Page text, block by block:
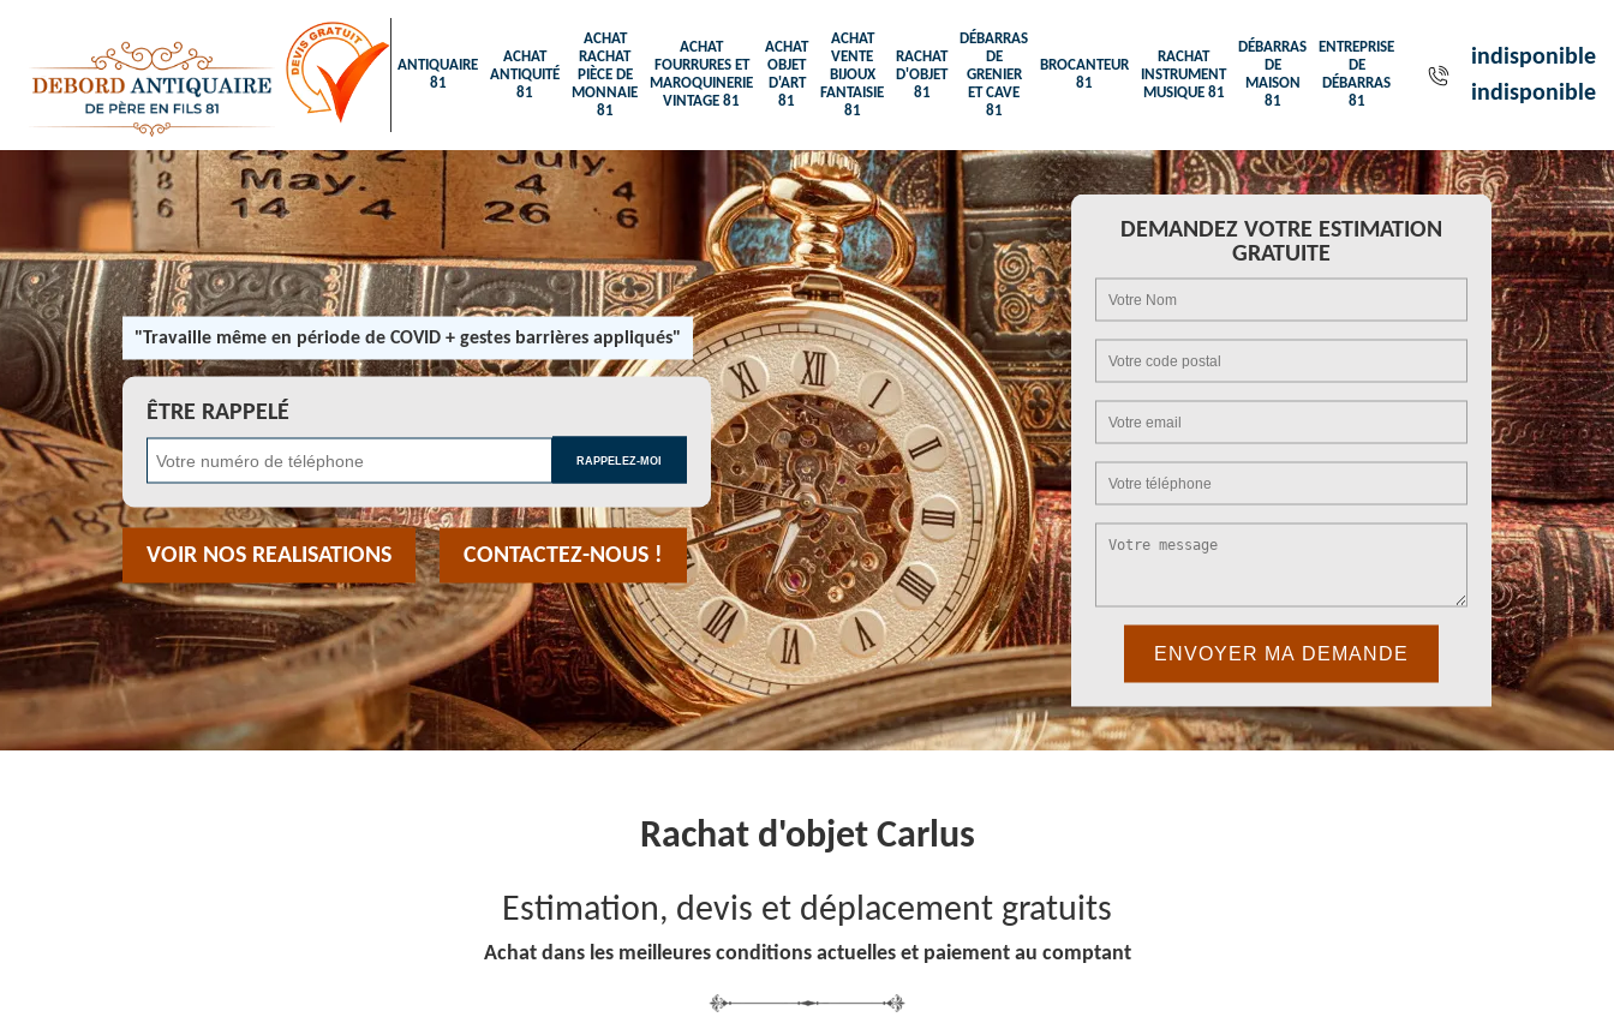
ANTIQUAIRE
81
ACHAT
ANTIQUITÉ
81
ACHAT
RACHAT
PIÈCE DE
MONNAIE
81
ACHAT
FOURRURES ET
MAROQUINERIE
VINTAGE 81
ACHAT
OBJET
D'ART
81
ACHAT
VENTE
BIJOUX
FANTAISIE
81
RACHAT
D'OBJET
81
DÉBARRAS
DE
GRENIER
ET CAVE
81
BROCANTEUR
81
RACHAT
INSTRUMENT
MUSIQUE 81
DÉBARRAS
DE
MAISON
81
ENTREPRISE
DE
DÉBARRAS
81
indisponible
indisponible
"Travaille même en période de COVID + gestes barrières appliqués"
ÊTRE RAPPELÉ
VOIR NOS REALISATIONS CONTACTEZ-NOUS !
DEMANDEZ VOTRE ESTIMATION
GRATUITE
Rachat d'objet Carlus
Estimation, devis et déplacement gratuits
Achat dans les meilleures conditions actuelles et paiement au comptant